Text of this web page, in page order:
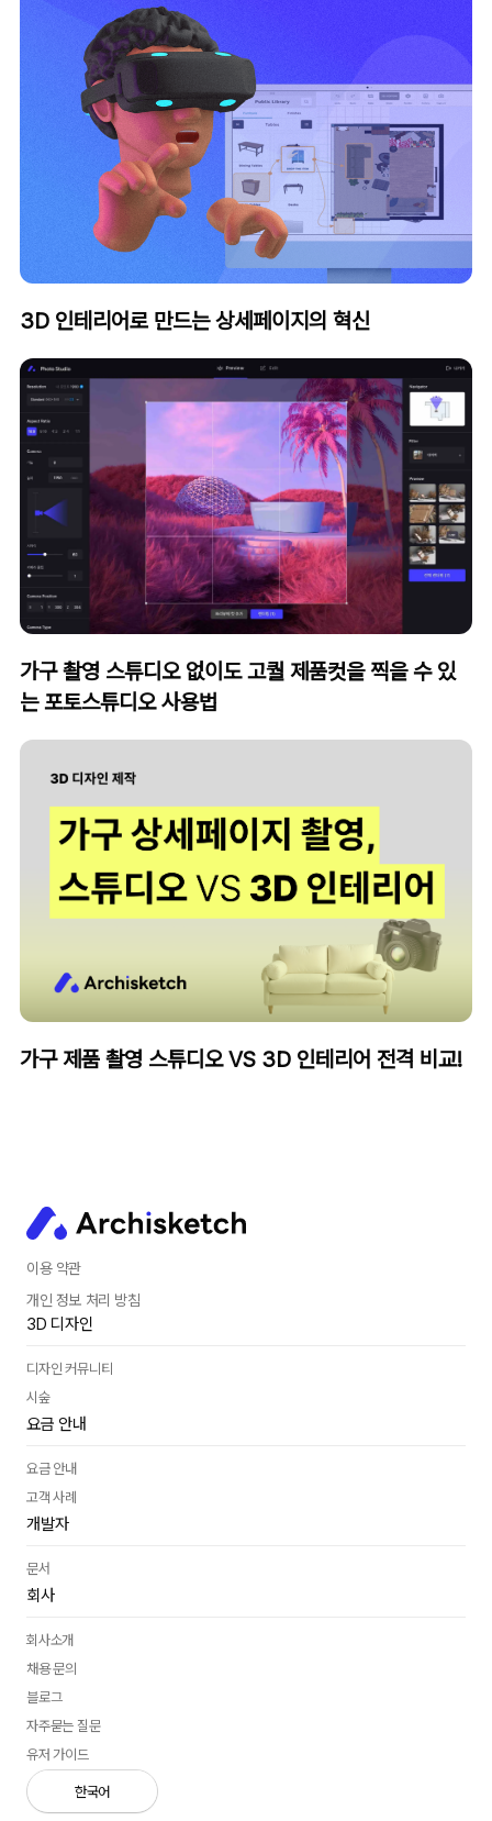
3D 인테리어로 만드는 상세페이지의 혁신
가구 촬영 스튜디오 없이도 고퀄 제품컷을 찍을 수 있
는 포토스튜디오 사용법
가구 제품 촬영 스튜디오 VS 3D 인테리어 전격 비교!
만드는 변화의 시작.
이용 약관
개인 정보 처리 방침
3D 디자인
디자인 커뮤니티
시숲
요금 안내
요금 안내
고객 사례
개발자
문서
회사
회사소개
채용 문의
블로그
자주묻는 질문
유저 가이드
한국어